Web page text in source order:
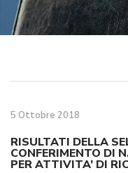
5 Ottobre 2018
RISULTATI DELLA
CONFERIMENTO DI
PER ATTIVITA’ DI